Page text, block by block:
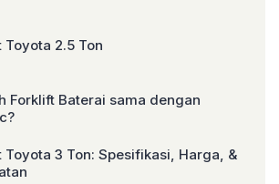
Toyota 2.5 Ton
Forklift Baterai sama dengan
Toyota 3 Ton: Spesifikasi, Harga, &